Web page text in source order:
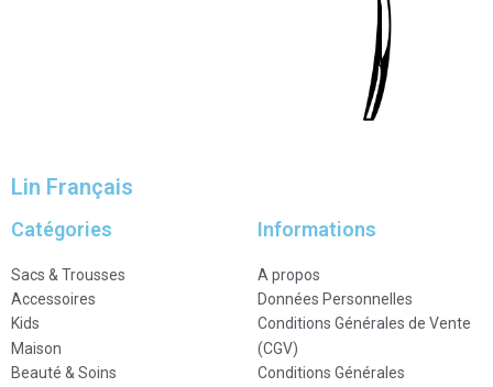
Lin Français
Catégories
Sacs & Trousses
Accessoires
Kids
Maison
Beauté & Soins
Informations
A propos
Données Personnelles
Conditions Générales de Vente
(CGV)
Conditions Générales